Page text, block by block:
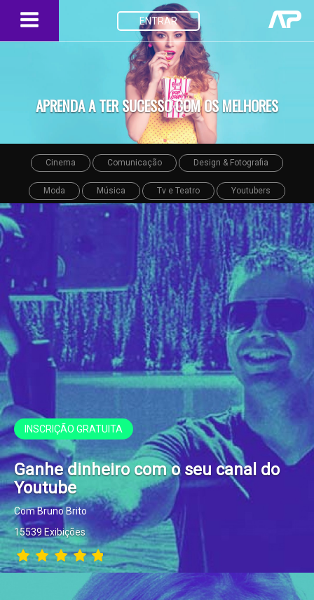
ENTRAR
APRENDA A TER SUCESSO COM OS MELHORES
Cinema Comunicação Design & Fotografia
Moda Música Tv e Teatro Youtubers
INSCRIÇÃO GRATUITA
Ganhe dinheiro com o seu canal do
Youtube
Com Bruno Brito
15539 Exibições